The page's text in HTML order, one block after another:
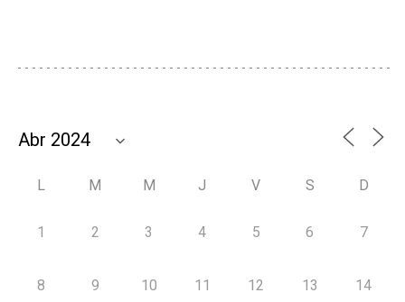
L M M J V S D
1 2 3 4 5 6 7
8 9 10 11 12 13 14